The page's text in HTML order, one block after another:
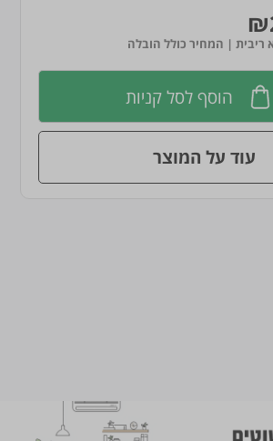
הוסף לסל קניות
עוד על המוצר